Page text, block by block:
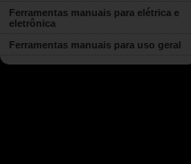
Ferramentas manuais para elétrica e
eletrônica
Ferramentas manuais para uso geral